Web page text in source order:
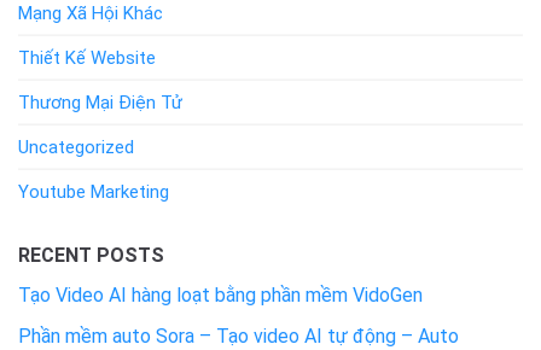
Mạng Xã Hội Khác
Thiết Kế Website
Thương Mại Điện Tử
Uncategorized
Youtube Marketing
RECENT POSTS
Tạo Video AI hàng loạt bằng phần mềm VidoGen
Phần mềm auto Sora – Tạo video AI tự động – Auto